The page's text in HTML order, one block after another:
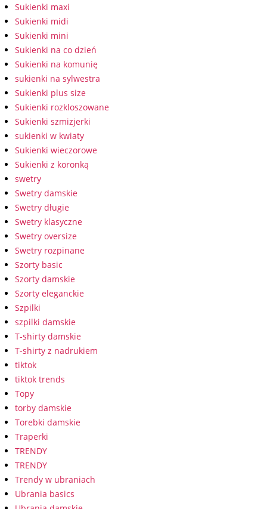
Sukienki maxi
Sukienki midi
Sukienki mini
Sukienki na co dzień
Sukienki na komunię
sukienki na sylwestra
Sukienki plus size
Sukienki rozkloszowane
Sukienki szmizjerki
sukienki w kwiaty
Sukienki wieczorowe
Sukienki z koronką
swetry
Swetry damskie
Swetry długie
Swetry klasyczne
Swetry oversize
Swetry rozpinane
Szorty basic
Szorty damskie
Szorty eleganckie
Szpilki
szpilki damskie
T-shirty damskie
T-shirty z nadrukiem
tiktok
tiktok trends
Topy
torby damskie
Torebki damskie
Traperki
TRENDY
TRENDY
Trendy w ubraniach
Ubrania basics